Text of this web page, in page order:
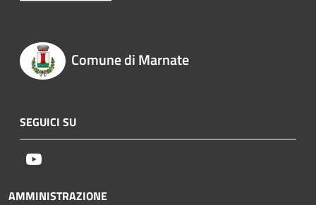
Comune di Marnate
SEGUICI SU
AMMINISTRAZIONE